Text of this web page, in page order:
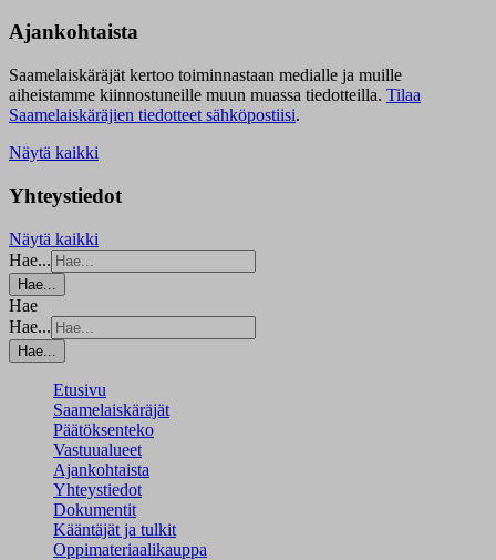
Ajankohtaista
Saamelaiskäräjät kertoo toiminnastaan medialle ja muille
aiheistamme kiinnostuneille muun muassa tiedotteilla. Tilaa
Saamelaiskäräjien tiedotteet sähköpostiisi.
Näytä kaikki
Yhteystiedot
Näytä kaikki
Hae...
Hae...
Hae
Hae...
Hae...
Etusivu
Saamelaiskäräjät
Päätöksenteko
Vastuualueet
Ajankohtaista
Yhteystiedot
Dokumentit
Kääntäjät ja tulkit
Oppimateriaalikauppa